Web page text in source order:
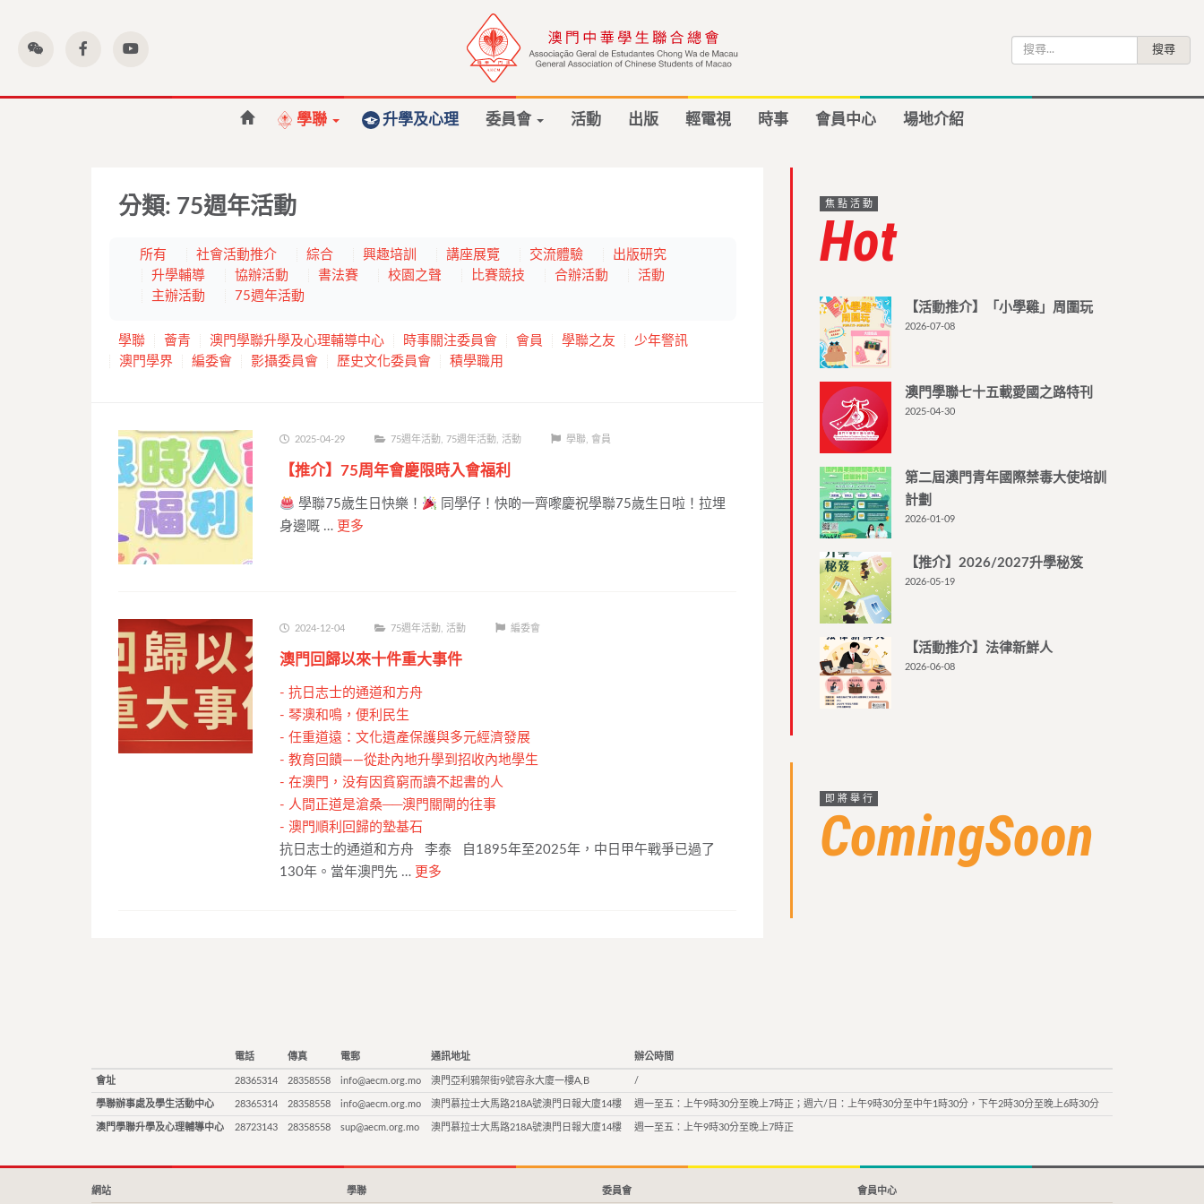
尋
學聯 升學及心理 委員會 活動 出版 輕電視 時事 會員中心 場地介紹
分類: 75週年活動
所有 社會活動推介 綜合 興趣培訓 講座展覽 交流體驗
出版研究
升學輔導
協辦活動 書法賽 校園之聲 比賽競技 合辦活動
活動
主辦活動
75週年活動
學聯 薈青 澳門學聯升學及心理輔導中心 時事關注委員會 會員 學聯之友
少年警訊
澳門學界
編委會 影攝委員會 歷史文化委員會 積學職用
2025-04-29 75週年活動 75週年活動 活動 學聯 會員
【推介】75周年會慶限時入會福利
學聯75歲生日快樂！
同學仔！快啲一齊嚟慶祝學聯75歲生日啦！拉埋
身邊嘅 … 更多
2024-12-04 75週年活動 活動 編委會
澳門回歸以來十件重大事件
- 抗日志士的通道和方舟
- 琴澳和鳴，便利民生
- 任重道遠：文化遺產保護與多元經濟發展
- 教育回饋——從赴內地升學到招收內地學生
- 在澳門，没有因貧窮而讀不起書的人
- 人間正道是滄桑──澳門關閘的往事
- 澳門順利回歸的墊基石
抗日志士的通道和方舟 李泰 自1895年至2025年，中日甲午戰爭已過了
130年。當年澳門先 … 更多
焦點活動
Hot
【活動推介】「小學雞」周圍玩
2026-07-08
澳門學聯七十五載愛國之路特刊
2025-04-30
第二屆澳門青年國際禁毒大使培訓
計劃
2026-01-09
【推介】2026/2027升學秘笈
2026-05-19
【活動推介】法律新鮮人
2026-06-08
即將舉行
ComingSoon
電話 傳真 電郵 通訊地址 辦公時間
會址 28365314 28358558 info@aecm.org.mo 澳門亞利鴉架街9號容永大廈一樓A,B /
學聯辦事處及學生活動中心 28365314 28358558 info@aecm.org.mo 澳門慕拉士大馬路218A號澳門日報大廈14樓 週一至五：上午9時30分至晚上7時正；週六/日：上午9時30分至中午1時30分，下午2時30分至晚上6時30分
澳門學聯升學及心理輔導中心 28723143 28358558 sup@aecm.org.mo 澳門慕拉士大馬路218A號澳門日報大廈14樓 週一至五：上午9時30分至晚上7時正
網站 學聯 委員會 會員中心